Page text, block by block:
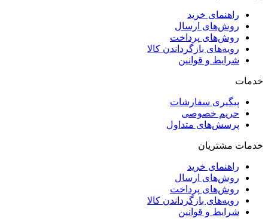
راهنمای خرید
روش‌های ارسال
روش‌های پرداخت
رویه‌های بازگرداندن کالا
شرایط و قوانین
خدمات
پیگیری سفارشات
حریم خصوصی
پرسش‌های متداول
خدمات مشتریان
راهنمای خرید
روش‌های ارسال
روش‌های پرداخت
رویه‌های بازگرداندن کالا
شرایط و قوانین